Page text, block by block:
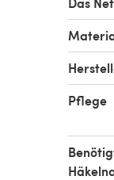
Pflege